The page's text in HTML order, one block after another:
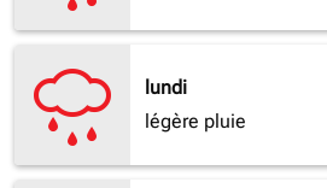
lundi
légère pluie